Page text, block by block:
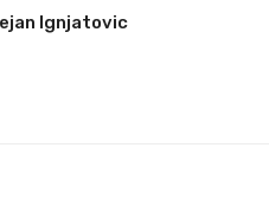
Ignjatovic